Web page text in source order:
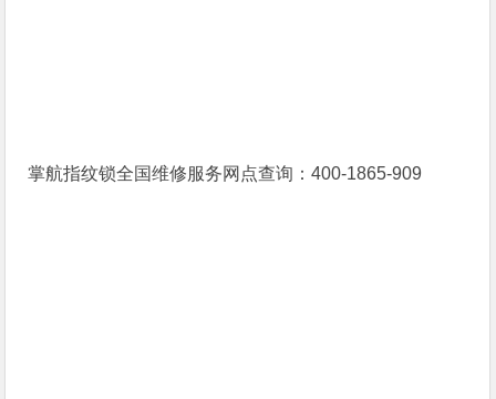
掌航指纹锁全国维修服务网点查询：400-1865-909